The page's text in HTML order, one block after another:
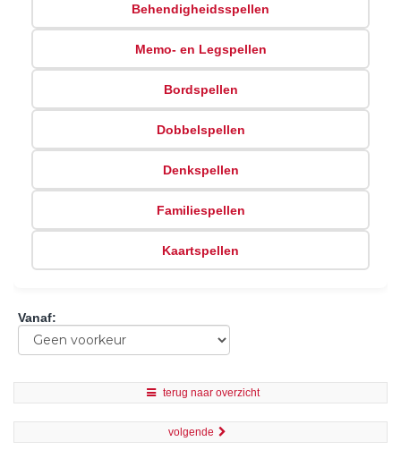
Behendigheidsspellen
Memo- en Legspellen
Bordspellen
Dobbelspellen
Denkspellen
Familiespellen
Kaartspellen
Vanaf:
terug naar overzicht
volgende